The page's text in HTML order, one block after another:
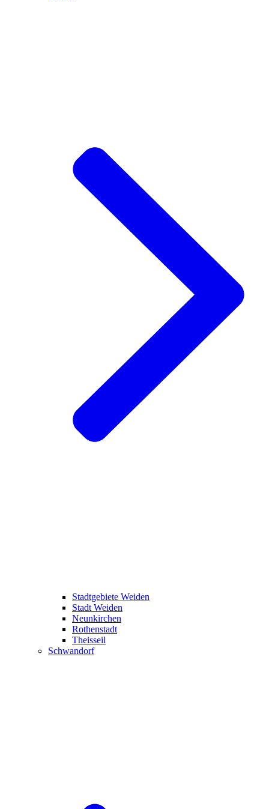
Stadtgebiete Weiden
Stadt Weiden
Neunkirchen
Rothenstadt
Theisseil
Schwandorf